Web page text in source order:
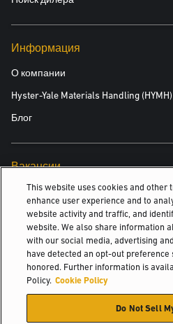
Информация
О компании
Hyster-Yale Materials Handling (HYMH)
Блог
Вакансии
Вакансии
© 2026 Hyster-Yale Materials
Политика конфиденциальности
Политика допустимого
Условия пользования сайтом
This website uses cookies and other
enhance user experience and to
website activity and traffic, and
website. We also share information
with our social media, advertising
have detected an opt-out
honored. Further information is
Policy. Cookie Policy
Do Not Sell